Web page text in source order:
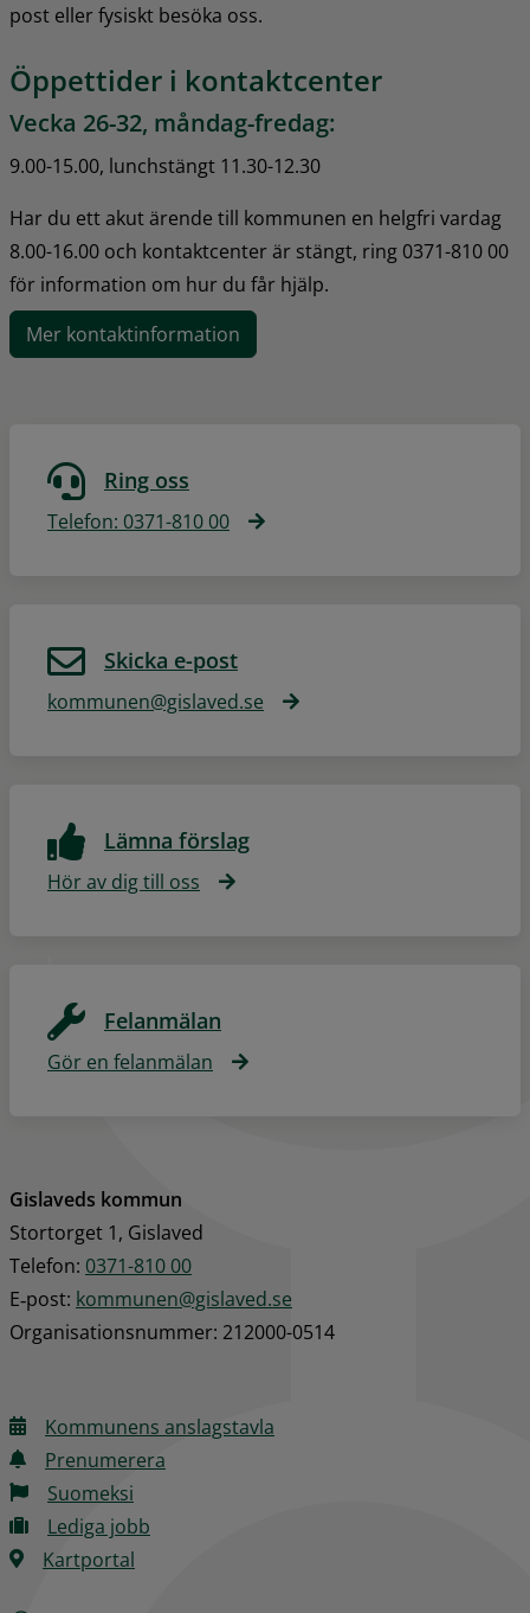
post eller fysiskt besöka oss.
Öppettider i kontaktcenter
Vecka 26-32, måndag-fredag:
9.00-15.00, lunchstängt 11.30-12.30
Har du ett akut ärende till kommunen en helgfri vardag
8.00-16.00 och kontaktcenter är stängt, ring 0371-810 00
för information om hur du får hjälp.
Mer kontaktinformation
Ring oss
Telefon: 0371-810 00
Skicka e-post
kommunen@gislaved.se
Lämna förslag
Hör av dig till oss
Felanmälan
Gör en felanmälan
Gislaveds kommun
Stortorget 1, Gislaved
Telefon: 0371-810 00
E‑post: kommunen@gislaved.se
Organisationsnummer: 212000-0514
Kommunens anslagstavla
Prenumerera
Suomeksi
Lediga jobb
Kartportal